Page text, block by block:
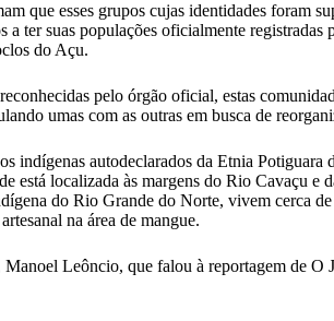
que esses grupos cujas identidades
a ter suas populações oficialmente
do Açu.
pelo órgão oficial, estas
umas com as outras em busca de
indígenas autodeclarados da Etnia
está localizada às margens do Rio Cavaçu e
do Rio Grande do Norte, vivem cerca
na área de mangue.
Manoel Leôncio, que falou à reportagem de